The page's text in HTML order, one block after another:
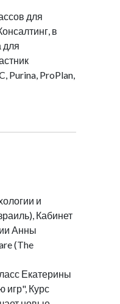
для
в
для
Purina, ProPlan,
и
Кабинет
Анны
(The
Екатерины
Курс